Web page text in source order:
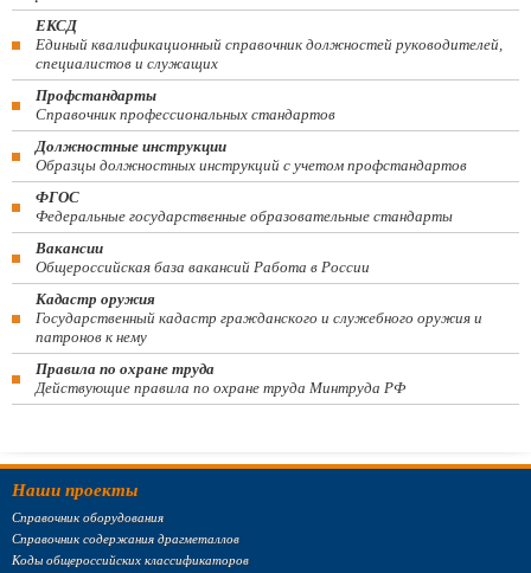
ЕКСД
Единый квалификационный справочник должностей руководителей,
специалистов и служащих
Профстандарты
Справочник профессиональных стандартов
Должностные инструкции
Образцы должностных инструкций с учетом профстандартов
ФГОС
Федеральные государственные образовательные стандарты
Вакансии
Общероссийская база вакансий Работа в России
Кадастр оружия
Государственный кадастр гражданского и служебного оружия и
патронов к нему
Правила по охране труда
Действующие правила по охране труда Минтруда РФ
Наши проекты
Справочник оборудования
Справочник содержания драгметаллов
Коды общероссийских классификаторов